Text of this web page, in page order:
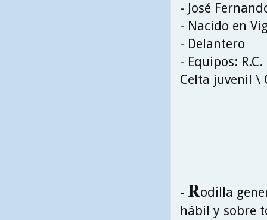
- José
- Nacido en
- Delantero
- Equipos:
Celta juvenil \
- Rodilla
hábil y sobre